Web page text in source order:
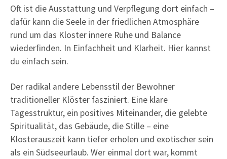
Oft ist die Ausstattung und Verpflegung dort einfach –
dafür kann die Seele in der friedlichen Atmosphäre
rund um das Kloster innere Ruhe und Balance
wiederfinden. In Einfachheit und Klarheit. Hier kannst
du einfach sein.
Der radikal andere Lebensstil der Bewohner
traditioneller Klöster fasziniert. Eine klare
Tagesstruktur, ein positives Miteinander, die gelebte
Spiritualität, das Gebäude, die Stille – eine
Klosterauszeit kann tiefer erholen und exotischer sein
als ein Südseeurlaub. Wer einmal dort war, kommt